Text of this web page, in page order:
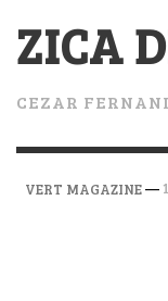
ZICA
CEZAR
VERT MAGAZINE—